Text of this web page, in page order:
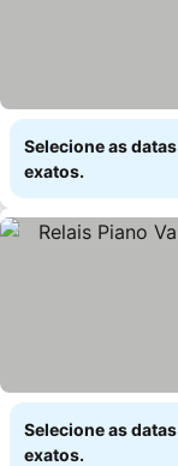
Selecione as
exatos.
Selecione as
exatos.